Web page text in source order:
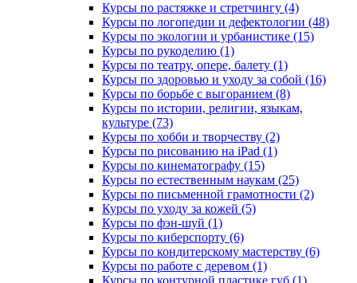
Курсы по растяжке и стретчингу (4)
Курсы по логопедии и дефектологии (48)
Курсы по экологии и урбанистике (15)
Курсы по рукоделию (1)
Курсы по театру, опере, балету (1)
Курсы по здоровью и уходу за собой (16)
Курсы по борьбе с выгоранием (8)
Курсы по истории, религии, языкам,
культуре (73)
Курсы по хобби и творчеству (2)
Курсы по рисованию на iPad (1)
Курсы по кинематографу (15)
Курсы по естественным наукам (25)
Курсы по письменной грамотности (2)
Курсы по уходу за кожей (5)
Курсы по фэн-шуй (1)
Курсы по киберспорту (6)
Курсы по кондитерскому мастерству (6)
Курсы по работе с деревом (1)